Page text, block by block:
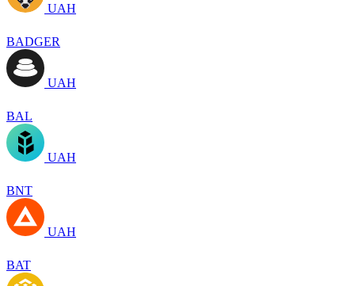
UAH
BADGER
UAH
BAL
UAH
BNT
UAH
BAT